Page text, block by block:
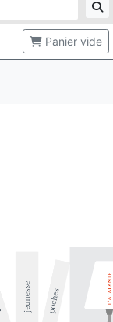
Panier vide